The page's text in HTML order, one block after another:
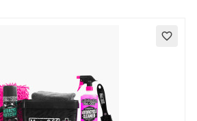
favorite_border